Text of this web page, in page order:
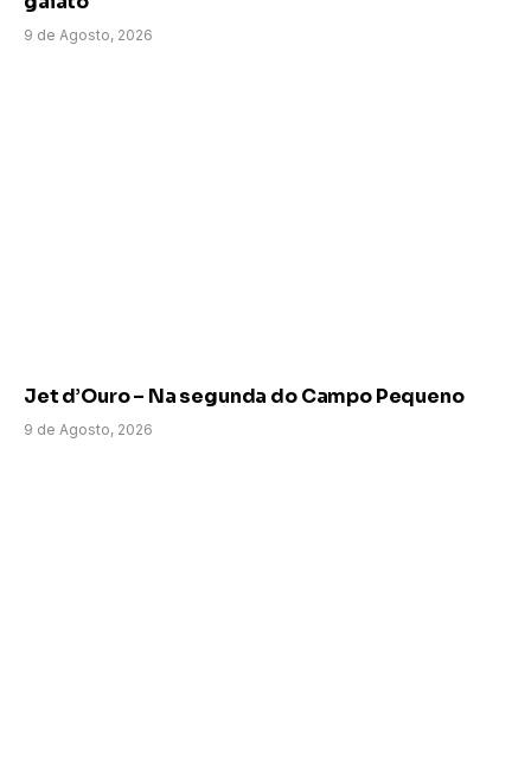
9 de Agosto, 2026
Jet d’Ouro – Na segunda do Campo Pequeno
9 de Agosto, 2026